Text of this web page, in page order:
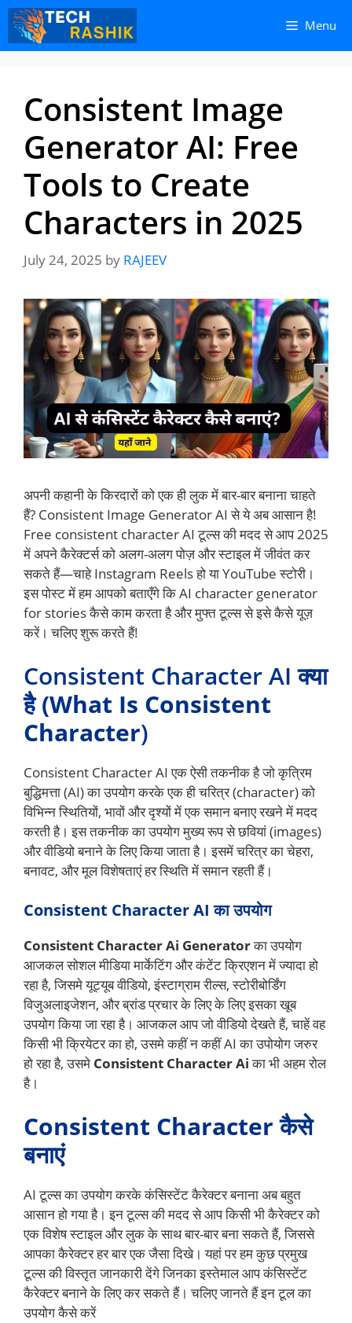
Skip
content
Skip
content
Menu
Consistent Image
Generator AI: Free
Tools to Create
Characters in 2025
July 24, 2025 by RAJEEV
अपनी कहानी के किरदारों को एक ही लुक में बार-बार बनाना चाहते
हैं? Consistent Image Generator AI से ये अब आसान है!
Free consistent character AI टूल्स की मदद से आप 2025
में अपने कैरेक्टर्स को अलग-अलग पोज़ और स्टाइल में जीवंत कर
सकते हैं—चाहे Instagram Reels हो या YouTube स्टोरी।
इस पोस्ट में हम आपको बताएँगे कि AI character generator
for stories कैसे काम करता है और मुफ्त टूल्स से इसे कैसे यूज़
करें। चलिए शुरू करते हैं!
Consistent Character AI क्या
है(What Is Consistent
Character)
Consistent Character AI एक ऐसी तकनीक है जो कृत्रिम
बुद्धिमत्ता (AI) का उपयोग करके एक ही चरित्र (character) को
विभिन्न स्थितियों, भावों और दृश्यों में एक समान बनाए रखने में मदद
करती है। इस तकनीक का उपयोग मुख्य रूप से छवियां (images)
और वीडियो बनाने के लिए किया जाता है। इसमें चरित्र का चेहरा,
बनावट, और मूल विशेषताएं हर स्थिति में समान रहती हैं।
Consistent Character AI का उपयोग
Consistent Character Ai Generatorका उपयोग
आजकल सोशल मीडिया मार्केटिंग और कंटेंट क्रिएशन में ज्यादा हो
रहा है, जिसमे यूट्यूब वीडियो, इंस्टाग्राम रील्स, स्टोरीबोर्डिंग
विजुअलाइजेशन, और ब्रांड प्रचार के लिए के लिए इसका खूब
उपयोग किया जा रहा है। आजकल आप जो वीडियो देखते हैं, चाहें वह
किसी भी क्रियेटर का हो, उसमे कहीं न कहीं AI का उपोयोग जरुर
हो रहा है, उसमे Consistent Character Aiका भी अहम रोल
है।
Consistent Character कैसे
बनाएं
AI टूल्स का उपयोग करके कंसिस्टेंट कैरेक्टर बनाना अब बहुत
आसान हो गया है। इन टूल्स की मदद से आप किसी भी कैरेक्टर को
एक विशेष स्टाइल और लुक के साथ बार-बार बना सकते हैं, जिससे
आपका कैरेक्टर हर बार एक जैसा दिखे। यहां पर हम कुछ प्रमुख
टूल्स की विस्तृत जानकारी देंगे जिनका इस्तेमाल आप कंसिस्टेंट
कैरेक्टर बनाने के लिए कर सकते हैं। चलिए जानते हैं इन टूल का
उपयोग कैसे करें